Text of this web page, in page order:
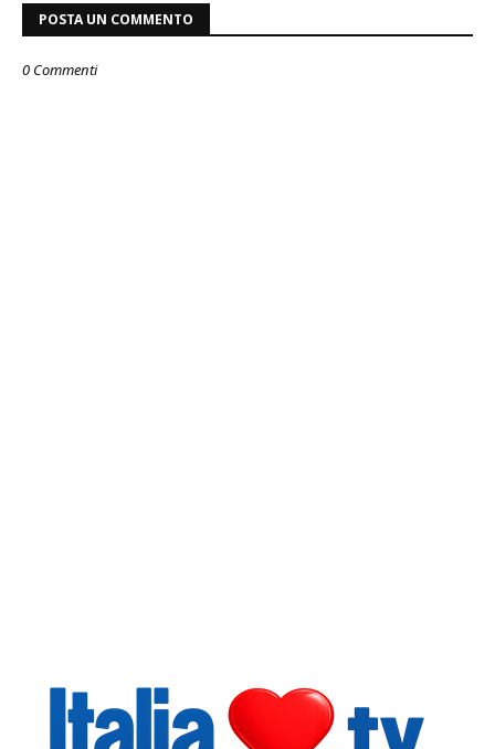
POSTA UN COMMENTO
0 Commenti